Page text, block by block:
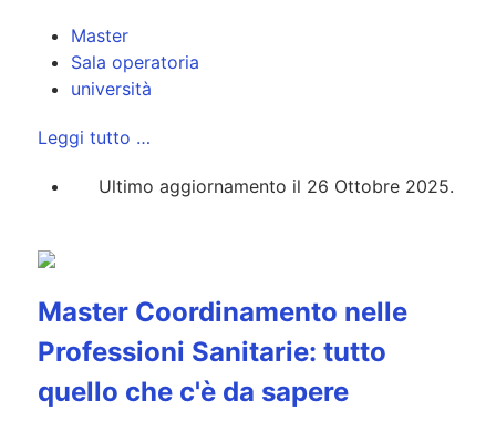
Master
Sala operatoria
università
Leggi tutto …
Ultimo aggiornamento il 26 Ottobre 2025.
Master Coordinamento nelle
Professioni Sanitarie: tutto
quello che c'è da sapere